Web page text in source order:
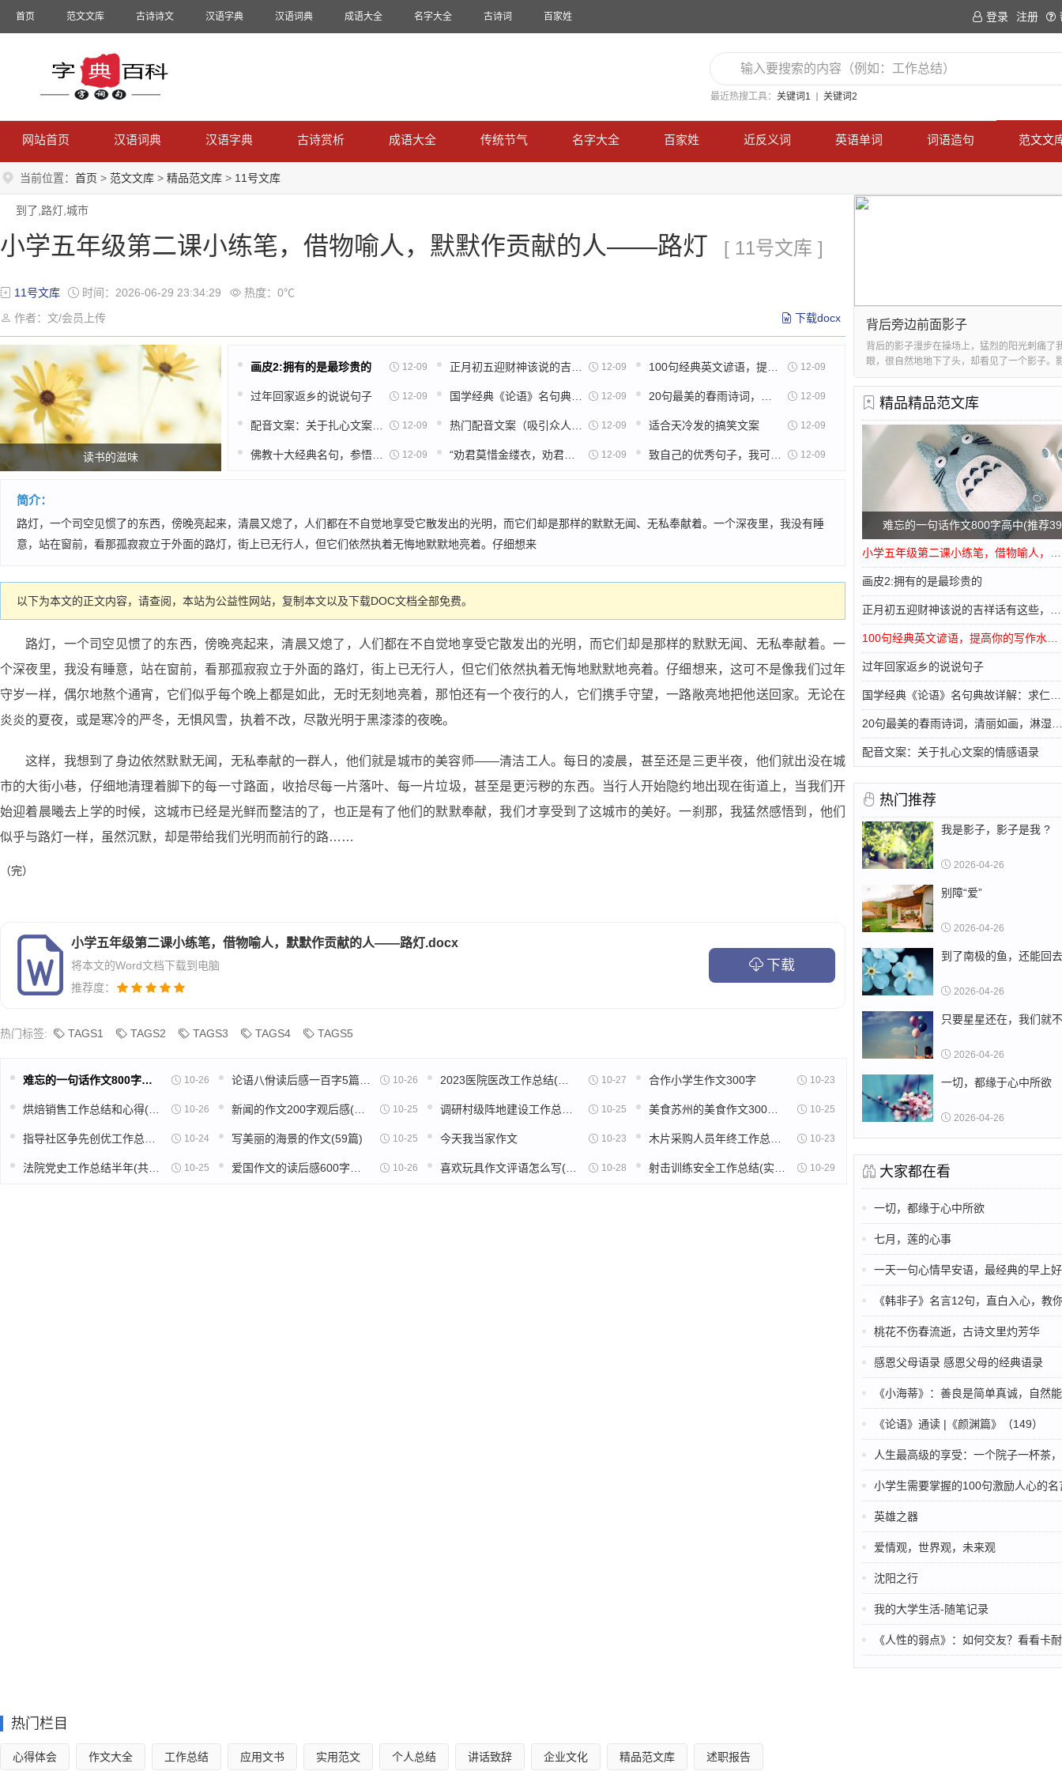
首页 范文文库 古诗诗文 汉语字典 汉语词典 成语大全 名字大全 古诗词 百家姓 登录 注册
最近热搜工具： 关键词1 关键词2
网站首页 汉语词典 汉语字典 古诗赏析 成语大全 传统节气 名字大全 百家姓 近反义词 英语单词 词语造句 范文文
当前位置： 首页 > 范文文库 > 精品范文库 > 11号文库
到了,路灯,城市
小学五年级第二课小练笔，借物喻人，默默作贡献的人——路灯 [ 11号文库 ]
11号文库 时间：2026-06-29 23:34:29
热度：0℃
作者：文/会员上传
下载docx
读书的滋味
画皮2:拥有的是最珍贵的 12-09 12-09 12-09
过年回家返乡的说说句子 12-09 12-09 12-09
12-09 12-09 适合天冷发的搞笑文案 12-09
12-09 12-09 12-09
简介：
路灯，一个司空见惯了的东西，傍晚亮起来，清晨又熄了，人们都在不自觉地享受它散发出的光明，而它们却是那样的默默无闻、无私奉献着。一个深夜里，我没有睡
意，站在窗前，看那孤寂寂立于外面的路灯，街上已无行人，但它们依然执着无悔地默默地亮着。仔细想来
以下为本文的正文内容，请查阅，本站为公益性网站，复制本文以及下载DOC文档全部免费。
路灯，一个司空见惯了的东西，傍晚亮起来，清晨又熄了，人们都在不自觉地享受它散发出的光明，而它们却是那样的默默无闻、无私奉献着。一
个深夜里，我没有睡意，站在窗前，看那孤寂寂立于外面的路灯，街上已无行人，但它们依然执着无悔地默默地亮着。仔细想来，这可不是像我们过年
守岁一样，偶尔地熬个通宵，它们似乎每个晚上都是如此，无时无刻地亮着，那怕还有一个夜行的人，它们携手守望，一路敞亮地把他送回家。无论在
炎炎的夏夜，或是寒冷的严冬，无惧风雪，执着不改，尽散光明于黑漆漆的夜晚。
这样，我想到了身边依然默默无闻，无私奉献的一群人，他们就是城市的美容师——清洁工人。每日的凌晨，甚至还是三更半夜，他们就出没在城
市的大街小巷，仔细地清理着脚下的每一寸路面，收拾尽每一片落叶、每一片垃圾，甚至是更污秽的东西。当行人开始隐约地出现在街道上，当我们开
始迎着晨曦去上学的时候，这城市已经是光鲜而整洁的了，也正是有了他们的默默奉献，我们才享受到了这城市的美好。一刹那，我猛然感悟到，他们
似乎与路灯一样，虽然沉默，却是带给我们光明而前行的路……
（完）
小学五年级第二课小练笔，借物喻人，默默作贡献的人——路灯.docx
将本文的Word文档下载到电脑
推荐度：
下载
热门标签: TAGS1 TAGS2 TAGS3 TAGS4 TAGS5
难忘的一句话作文800字高中(推荐39篇) 10-26 10-26 10-27 合作小学生作文300字 10-23
10-26 10-25 10-25 10-25
10-24 写美丽的海景的作文(59篇) 10-25 今天我当家作文 10-23 10-23
10-25 10-26 10-28 10-29
背后旁边前面影子
背后的影子漫步在操场上，猛烈的阳光刺痛了
眼，很自然地地下了头，却看见了一个影子。
的脚的后方，我走一步，他追随着一步。我摇
膀，背有点儿弯，头老是低着。一种恐怖的感
近、
精品精品范文库
难忘的一句话作文800字高中(推荐
画皮2:拥有的是最珍贵的
过年回家返乡的说说句子
配音文案：关于扎心文案的情感语录
热门推荐
我是影子，影子是我 ?
2026-04-26
别障“爱”
2026-04-26
到了南极的鱼，还能回
2026-04-26
只要星星还在，我们就
2026-04-26
一切，都缘于心中所欲
2026-04-26
大家都在看
一切，都缘于心中所欲
七月，莲的心事
一天一句心情早安语，最经典的早上好祝
《韩非子》名言12句，直白入心，教你看
桃花不伤春流逝，古诗文里灼芳华
感恩父母语录 感恩父母的经典语录
《小海蒂》：善良是简单真诚，自然能疗
《论语》通读 |《颜渊篇》（149）
人生最高级的享受：一个院子一杯茶，三餐四季
小学生需要掌握的100句激励人心的名
英雄之器
爱情观，世界观，未来观
沈阳之行
我的大学生活-随笔记录
《人性的弱点》：如何交友？看看卡耐基的20
热门栏目
心得体会 作文大全 工作总结 应用文书 实用范文 个人总结 讲话致辞 企业文化 精品范文库 述职报告